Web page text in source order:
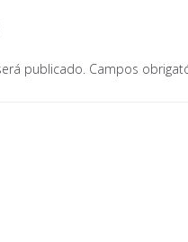
publicado. Campos